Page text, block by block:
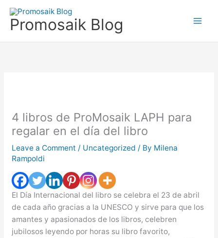
Skip
content
Promosaik Blog
4 libros de ProMosaik LAPH para
regalar en el día del libro
Leave a Comment / Uncategorized / By Milena
Rampoldi
El Día Internacional del libro se celebra el 23 de abril
de cada año gracias a la UNESCO y sirve para que los
amantes y apasionados de los libros, celebren
jubilosos leyendo por horas su libro favorito,